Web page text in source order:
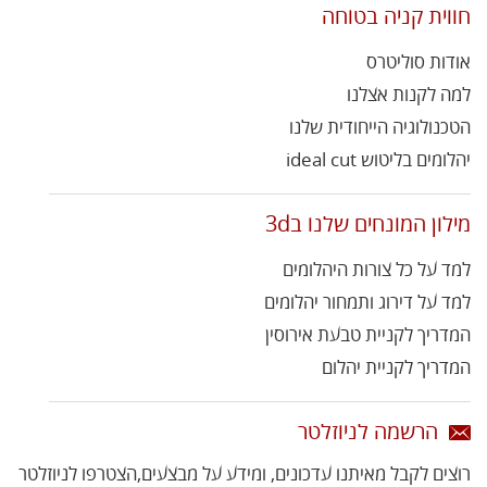
חווית קניה בטוחה
אודות סוליטרס
למה לקנות אצלנו
הטכנולוגיה הייחודית שלנו
יהלומים בליטוש ideal cut
מילון המונחים שלנו ב3d
למד על כל צורות היהלומים
למד על דירוג ותמחור יהלומים
המדריך לקניית טבעת אירוסין
המדריך לקניית יהלום
הרשמה לניוזלטר
רוצים לקבל מאיתנו עדכונים, ומידע על מבצעים,הצטרפו לניוזלטר